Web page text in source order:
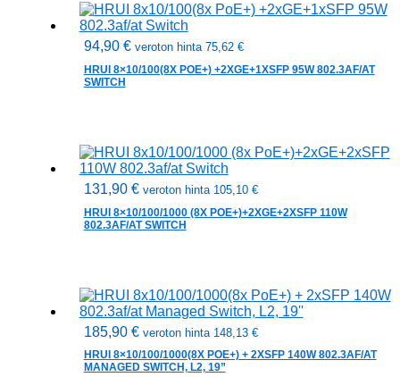
94,90 € veroton hinta 75,62 €
HRUI 8×10/100(8X POE+) +2XGE+1XSFP 95W 802.3AF/AT
SWITCH
131,90 € veroton hinta 105,10 €
HRUI 8×10/100/1000 (8X POE+)+2XGE+2XSFP 110W
802.3AF/AT SWITCH
185,90 € veroton hinta 148,13 €
HRUI 8×10/100/1000(8X POE+) + 2XSFP 140W 802.3AF/AT
MANAGED SWITCH, L2, 19”